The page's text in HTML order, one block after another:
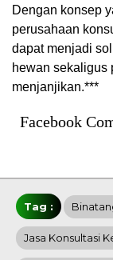
Dengan konsep
perusahaan
dapat menjadi
hewan sekaligus
menjanjikan.***
Facebook
Tag :
Jasa Konsultasi